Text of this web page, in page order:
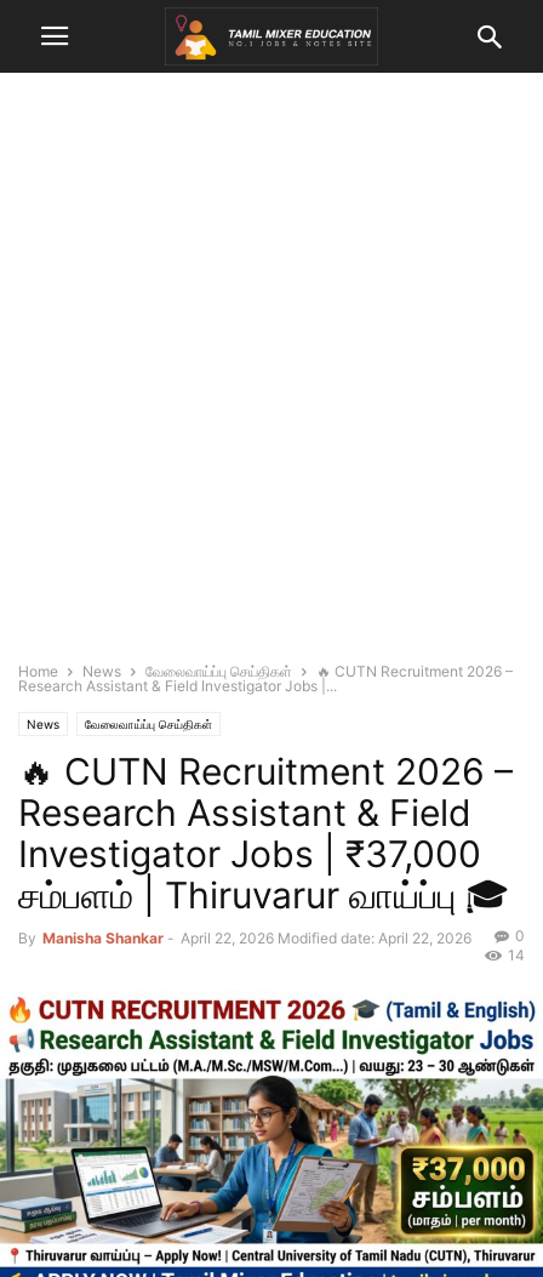
Home News வேலைவாய்ப்பு செய்திகள்
🔥 CUTN Recruitment 2026 –
Research Assistant & Field Investigator Jobs |...
News வேலைவாய்ப்பு செய்திகள்
🔥 CUTN Recruitment 2026 –
Research Assistant & Field
Investigator Jobs | ₹37,000
சம்பளம் | Thiruvarur வாய்ப்பு 🎓
By Manisha Shankar - April 22, 2026 Modified date: April 22, 2026
0
14